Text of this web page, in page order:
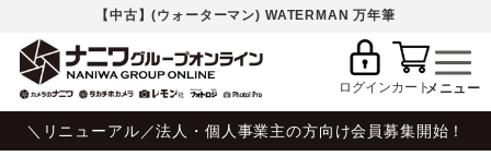
【中古】(ウォーターマン) WATERMAN 万年筆
ログインカート
＼リニューアル／法人・個人事業主の方向け会員募集開始！